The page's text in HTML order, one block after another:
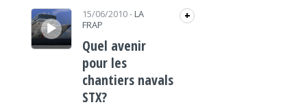
Lecteur audio 15/06/2010- LA
FRAP
+
Quel avenir
pour les
chantiers navals
STX?